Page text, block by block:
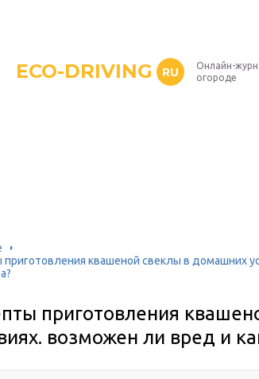
ECO-DRIVING RU
Онлайн-
огороде
приготовления квашеной свеклы в домашних
приготовления
возможен ли вред и